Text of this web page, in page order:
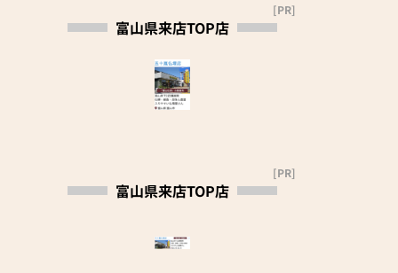
ーダーメイド）、地場
の仏壇（国産）、リー
ズナブルなお仏壇、現
代風仏壇、様々なご要
スタッフ一同、皆様の
お越しを心よりお待ち
の材木から仕入れ、木
て研磨を繰り返し、上
し、金具を打ち、組み
なども同社スタッフが
富山県来店TOP店
[PR]
富山県来店TOP店
[PR]